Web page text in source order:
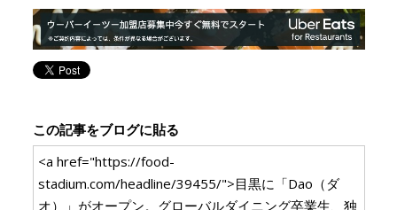
この記事をブログに貼る
<a href="https://food-
stadium.com/headline/39455/">目黒に「Dao（ダ
オ）」がオープン。グローバルダイニング卒業生、独